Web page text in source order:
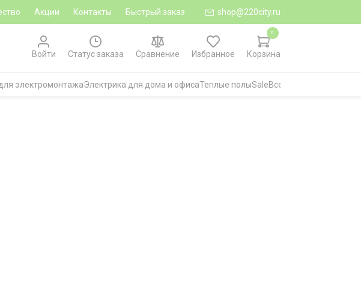
Акции Контакты Быстрый заказ shop@220city.ru
Войти
Статус заказа Сравнение Избранное Корзина
0
электромонтажаЭлектрика для дома и офисаТеплые полыSaleВсе категории